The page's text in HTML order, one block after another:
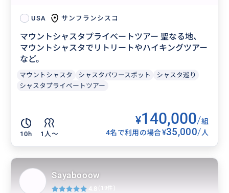
USA サンフランシスコ
マウントシャスタプライベートツアー 聖なる地、
マウントシャスタでリトリートやハイキングツアー
など。
マウントシャスタ シャスタパワースポット
シャスタ巡り
シャスタプライベートツアー
10h 1人〜
¥140,000/組
4名で利用の場合¥35,000/人
Sayabooow
4.8 (19件)